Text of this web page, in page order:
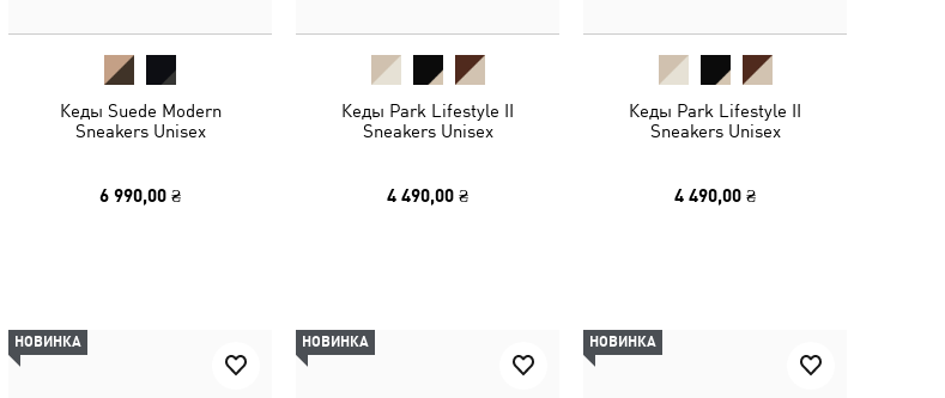
Кеды Suede Modern
Sneakers Unisex
6 990,00 ₴
Кеды Park Lifestyle II
Sneakers Unisex
4 490,00 ₴
Кеды Park Lifestyle II
Sneakers Unisex
4 490,00 ₴
НОВИНКА НОВИНКА НОВИНКА